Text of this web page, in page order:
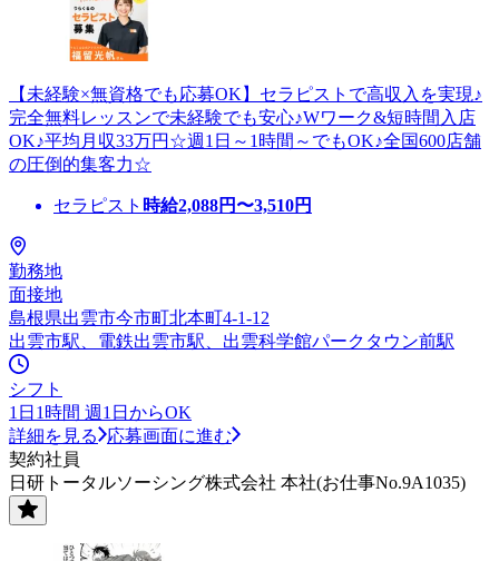
【未経験×無資格でも応募OK】セラピストで高収入を実現♪
完全無料レッスンで未経験でも安心♪Wワーク&短時間入店
OK♪平均月収33万円☆週1日～1時間～でもOK♪全国600店舗
の圧倒的集客力☆
セラピスト 時給2,088円〜3,510円
勤務地
面接地
島根県出雲市今市町北本町4-1-12
出雲市駅、電鉄出雲市駅、出雲科学館パークタウン前駅
シフト
1日1時間 週1日からOK
詳細を見る
応募画面に進む
契約社員
日研トータルソーシング株式会社 本社(お仕事No.9A1035)